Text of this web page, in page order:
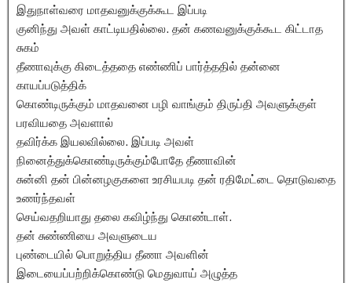
இதுநாள்வரை மாதவனுக்குக்கூட இப்படி
குனிந்து அவள் காட்டியதில்லை. தன் கணவனுக்குக்கூட கிட்டாத
சுகம்
தீணாவுக்கு கிடைத்ததை எண்ணிப் பார்த்ததில் தன்னை
காயப்படுத்திக்
கொண்டிருக்கும் மாதவனை பழி வாங்கும் திருப்தி அவளுக்குள்
பரவியதை அவளால்
தவிர்க்க இயலவில்லை. இப்படி அவள்
நினைத்துக்கொண்டிருக்கும்போதே தீணாவின்
சுன்னி தன் பின்னழகுகளை உரசியபடி தன் ரதிமேட்டை தொடுவதை
உணர்ந்தவள்
செய்வதறியாது தலை கவிழ்ந்து கொண்டாள்.
தன் சுண்ணியை அவளுடைய
புண்டையில் பொறுத்திய தீணா அவளின்
இடையைப்பற்றிக்கொண்டு மெதுவாய் அழுத்த